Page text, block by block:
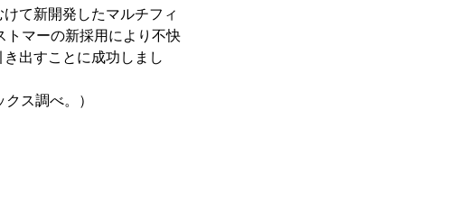
て新開発したマルチフィ
トマーの新採用により不快
出すことに成功しまし
ス調べ。）